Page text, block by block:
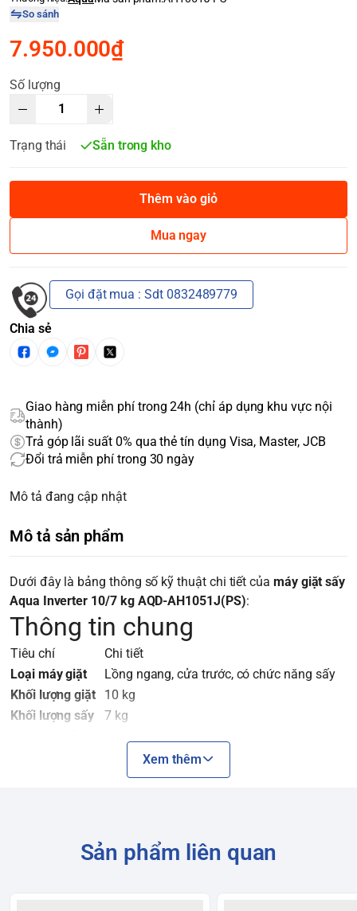
So sánh
7.950.000₫
Số lượng
Trạng thái Sẵn trong kho
Thêm vào giỏ
Mua ngay
Gọi đặt mua : Sdt 0832489779
Chia sẻ
Giao hàng miễn phí trong 24h (chỉ áp dụng khu vực nội
thành)
Trả góp lãi suất 0% qua thẻ tín dụng Visa, Master, JCB
Đổi trả miễn phí trong 30 ngày
Mô tả đang cập nhật
Mô tả sản phẩm
Dưới đây là bảng thông số kỹ thuật chi tiết của máy giặt sấy
Aqua Inverter 10/7 kg AQD-AH1051J(PS):
Thông tin chung
Tiêu chí
Chi tiết
Loại máy giặt
Lồng ngang, cửa trước, có chức năng sấy
Khối lượng giặt
10 kg
Khối lượng sấy
7 kg
Gia đình từ 5 - 7 người
Truyền động trực tiếp (Direct Drive)
1400 vòng/phút
Xem thêm
Sản phẩm liên quan